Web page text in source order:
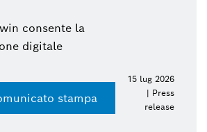
consente la
digitale
stampa
15 lug 2026
| Press
release